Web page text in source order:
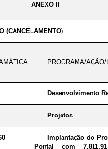
ANEXO II
(CANCELAMENTO)
PROGRAMA/
Desenvolvimento
Projetos
Implantação do
Pontal com